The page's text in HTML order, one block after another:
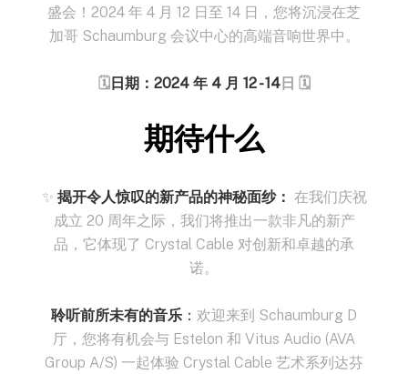
盛会！2024 年 4 月 12 日至 14 日，您将沉浸在芝
加哥 Schaumburg 会议中心的高端音响世界中。
🗓️ 日期：2024 年 4 月 12 - 14日 🗓️
期待什么
✨ 揭开令人惊叹的新产品的神秘面纱： 在我们庆祝
成立 20 周年之际，我们将推出一款非凡的新产
品，它体现了 Crystal Cable 对创新和卓越的承
诺。
聆听前所未有的音乐 ： 欢迎来到 Schaumburg D
厅，您将有机会与 Estelon 和 Vitus Audio (AVA
Group A/S) 一起体验 Crystal Cable 艺术系列达芬